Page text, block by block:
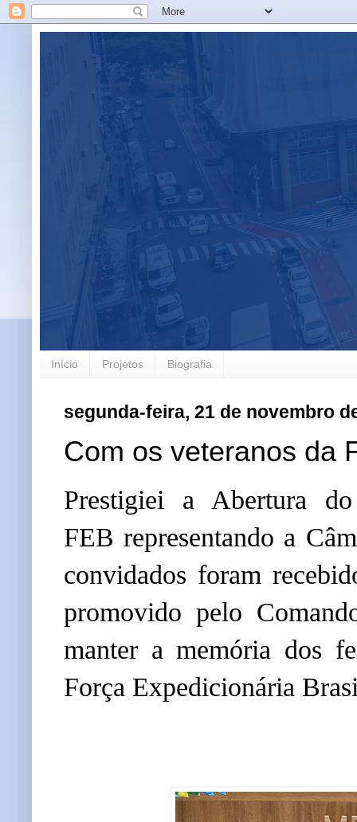
Início Projetos Biografia
segunda-feira, 21 de novembro
Com os veteranos da
Prestigiei a Abertura
FEB representando a
convidados foram
promovido pelo
manter a memória dos
Força Expedicionária